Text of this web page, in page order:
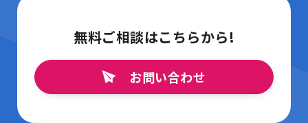
無料ご相談はこちらから!
お問い合わせ